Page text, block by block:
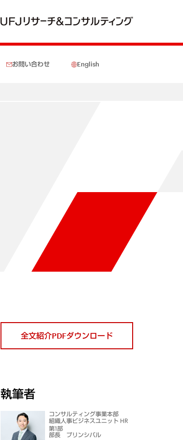
お問い合わせ English
全文紹介PDFダウンロード
執筆者
コンサルティング事業本部
組織人事ビジネスユニット HR
第1部
部長 プリンシパル